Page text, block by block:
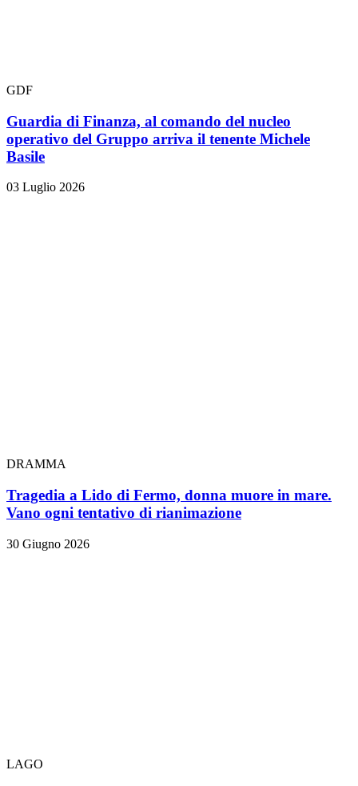
GDF
Guardia di Finanza, al comando del nucleo
operativo del Gruppo arriva il tenente Michele
Basile
03 Luglio 2026
DRAMMA
Tragedia a Lido di Fermo, donna muore in mare.
Vano ogni tentativo di rianimazione
30 Giugno 2026
LAGO